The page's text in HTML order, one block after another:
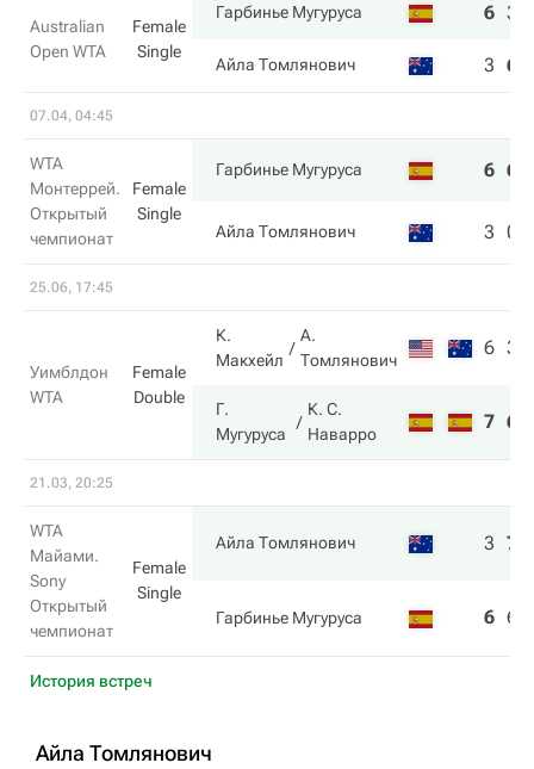
Australian
Open WTA
Female
Single
Гарбинье Мугуруса 6 3
Айла Томлянович 3 6
07.04, 04:45
WTA
Монтеррей.
Открытый
чемпионат
Female
Single
Гарбинье Мугуруса 6 6
Айла Томлянович 3 0
25.06, 17:45
Уимблдон
WTA
Female
Double
К.
Макхейл
А.
Томлянович
6 3
Г.
Мугуруса
К. С.
Наварро
7 6
21.03, 20:25
WTA
Майами.
Sony
Открытый
чемпионат
Female
Single
Айла Томлянович 3 7
Гарбинье Мугуруса 6 6
История встреч
Айла Томлянович